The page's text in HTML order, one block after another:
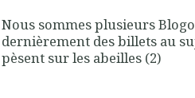
Nous sommes plusieurs
dernièrement des billets au
pèsent sur les abeilles (2)